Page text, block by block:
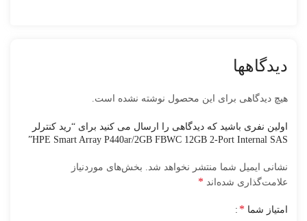
دیدگاهها
هیچ دیدگاهی برای این محصول نوشته نشده است.
اولین نفری باشید که دیدگاهی را ارسال می کنید برای “رید کنترلر
HPE Smart Array P440ar/2GB FBWC 12GB 2-Port Internal SAS”
نشانی ایمیل شما منتشر نخواهد شد. بخش‌های موردنیاز
علامت‌گذاری شده‌اند *
امتیاز شما *